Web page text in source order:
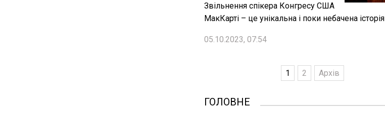
Звільнення спікера Конгресу США
МакКарті – це унікальна і поки небачена історія
05.10.2023, 07:54
1 2 Архів
ГОЛОВНЕ